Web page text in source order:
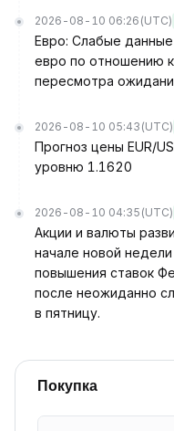
2026-08-10 06:26 (UTC)
Евро: Слабые
евро по отношению
пересмотра
2026-08-10 05:43 (UTC)
Прогноз цены EUR/
уровню 1.1620
2026-08-10 04:35 (UTC)
Акции и валюты
начале новой
повышения ставок
после неожиданно
в пятницу.
Покупка